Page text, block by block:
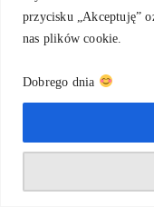
przycisku „Akceptuję”
nas plików cookie.
Dobrego dnia
Kaligrafia na
©